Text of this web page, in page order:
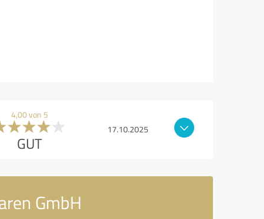
4,00 von 5
GUT
17.10.2025
GmbH